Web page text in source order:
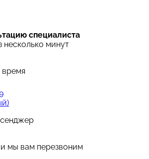
специалиста
несколько минут
время
мы вам перезвоним